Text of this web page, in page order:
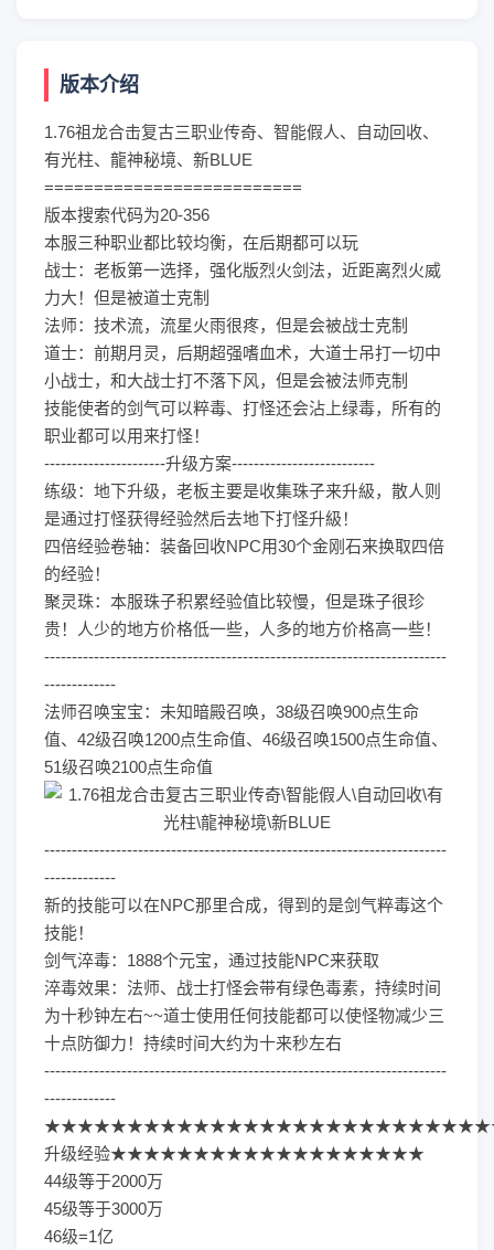
版本介绍
1.76祖龙合击复古三职业传奇、智能假人、自动回收、
有光柱、龍神秘境、新BLUE
==========================
版本搜索代码为20-356
本服三种职业都比较均衡，在后期都可以玩
战士：老板第一选择，强化版烈火剑法，近距离烈火威
力大！但是被道士克制
法师：技术流，流星火雨很疼，但是会被战士克制
道士：前期月灵，后期超强嗜血术，大道士吊打一切中
小战士，和大战士打不落下风，但是会被法师克制
技能使者的剑气可以粹毒、打怪还会沾上绿毒，所有的
职业都可以用来打怪！
----------------------升级方案--------------------------
练级：地下升级，老板主要是收集珠子来升級，散人则
是通过打怪获得经验然后去地下打怪升級！
四倍经验卷轴：装备回收NPC用30个金刚石来换取四倍
的经验！
聚灵珠：本服珠子积累经验值比较慢，但是珠子很珍
贵！人少的地方价格低一些，人多的地方价格高一些！
-------------------------------------------------------------------------
-------------
法师召唤宝宝：未知暗殿召唤，38级召唤900点生命
值、42级召唤1200点生命值、46级召唤1500点生命值、
51级召唤2100点生命值
-------------------------------------------------------------------------
-------------
新的技能可以在NPC那里合成，得到的是剑气粹毒这个
技能！
剑气淬毒：1888个元宝，通过技能NPC来获取
淬毒效果：法师、战士打怪会带有绿色毒素，持续时间
为十秒钟左右~~道士使用任何技能都可以使怪物减少三
十点防御力！持续时间大约为十来秒左右
-------------------------------------------------------------------------
-------------
升级经验★★★★★★★★★★★★★★★★★★★
44级等于2000万
45级等于3000万
46级=1亿